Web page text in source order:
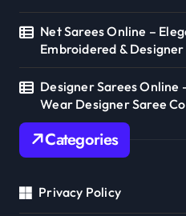
Net Sarees Online –
Embroidered &
Designer Sarees Online
Wear Designer Saree
Categories
Privacy Policy